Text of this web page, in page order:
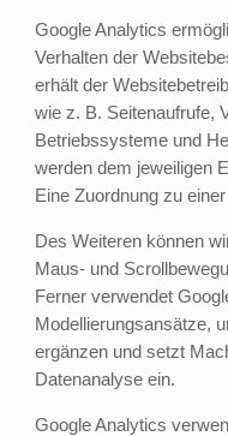
Google Analytics
Verhalten der
erhält der
wie z. B. Seitenaufrufe,
Betriebssysteme und
werden dem jeweiligen
Eine Zuordnung zu
Des Weiteren können
Maus- und
Ferner verwendet
Modellierungsansätze,
ergänzen und setzt
Datenanalyse ein.
Google Analytics